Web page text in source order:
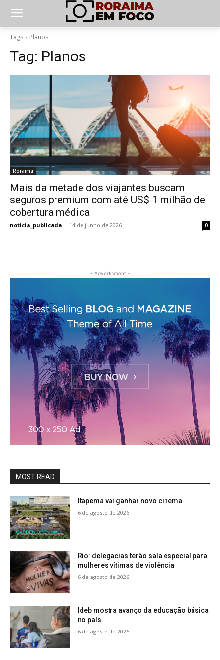
Tags Planos
Tag: Planos
Roraima
Mais da metade dos viajantes buscam
seguros premium com até US$ 1 milhão de
cobertura médica
noticia_publicada - 14 de junho de 2026 0
- Advertisment -
MOST READ
Itapema vai ganhar novo cinema
6 de agosto de 2026
Rio: delegacias terão sala especial para
mulheres vítimas de violência
6 de agosto de 2026
Ideb mostra avanço da educação básica
no país
6 de agosto de 2026